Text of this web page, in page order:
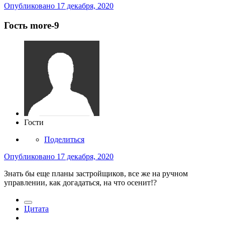
Опубликовано 17 декабря, 2020
Гость more-9
Гости
Поделиться
Опубликовано 17 декабря, 2020
Знать бы еще планы застройщиков, все же на ручном
управлении, как догадаться, на что осенит!?
Цитата